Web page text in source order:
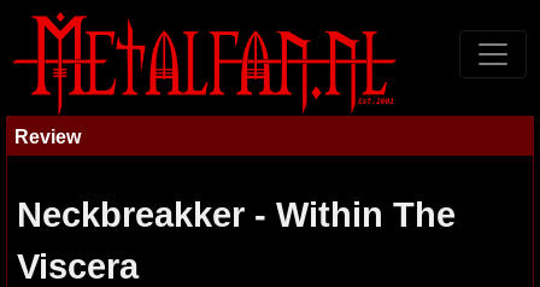
Review
Neckbreakker - Within The
Viscera